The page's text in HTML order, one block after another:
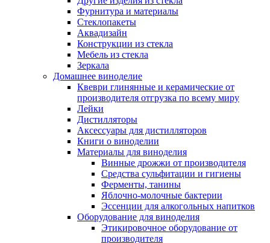
Фурнитура и материалы
Стеклопакеты
Аквадизайн
Конструкции из стекла
Мебель из стекла
Зеркала
Домашнее виноделие
Квеври глинянные и керамические от
производителя отгрузка по всему миру
Лейки
Дистилляторы
Аксессуары для дистилляторов
Книги о виноделии
Материалы для виноделия
Винные дрожжи от производителя
Средства сульфитации и гигиены
Ферменты, танины
Яблочно-молочные бактерии
Эссенции для алкогольных напитков
Оборудование для виноделия
Этикировочное оборудование от
производителя